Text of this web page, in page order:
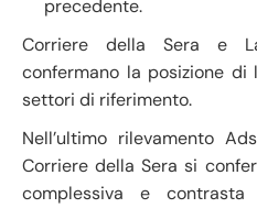
precedente.
Corriere della Sera e
confermano la posizione di
settori di riferimento.
Nell’ultimo rilevamento
Corriere della Sera si
complessiva e